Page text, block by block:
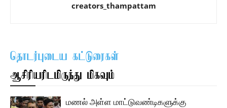
creators_thampattam
தொடர்புடைய கட்டுரைகள்
ஆசிரியரிடமிருந்து மிகவும்
மணல் அள்ள மாட்டுவண்டிகளுக்கு